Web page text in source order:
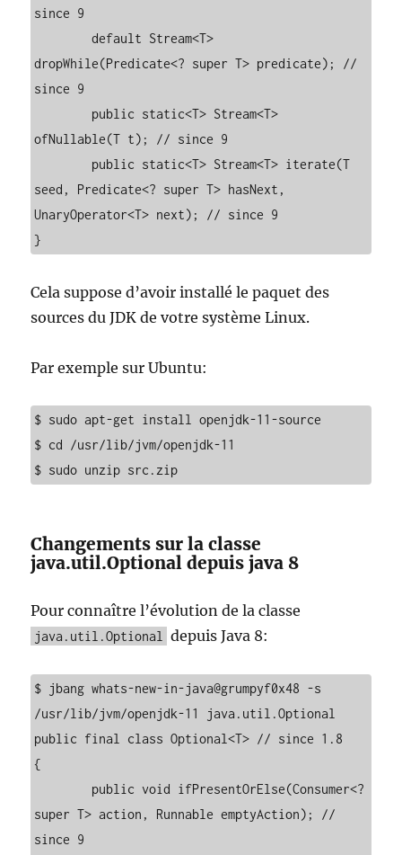
since 9
	default Stream<T>
dropWhile(Predicate<? super T> predicate); //
since 9
ofNullable(T t); // since 9
seed, Predicate<? super T> hasNext,
UnaryOperator<T> next); // since 9
Cela suppose d’avoir installé le paquet des
sources du JDK de votre système Linux.
Par exemple sur Ubuntu:
$ sudo apt-get install openjdk-11-source
$ cd /usr/lib/jvm/openjdk-11
$ sudo unzip src.zip
Changements sur la classe
java.util.Optional depuis java 8
Pour connaître l’évolution de la classe
java.util.Optional depuis Java 8:
$ jbang whats-new-in-java@grumpyf0x48 -s
/usr/lib/jvm/openjdk-11 java.util.Optional
public final class Optional<T> // since 1.8
{
super T> action, Runnable emptyAction); //
since 9